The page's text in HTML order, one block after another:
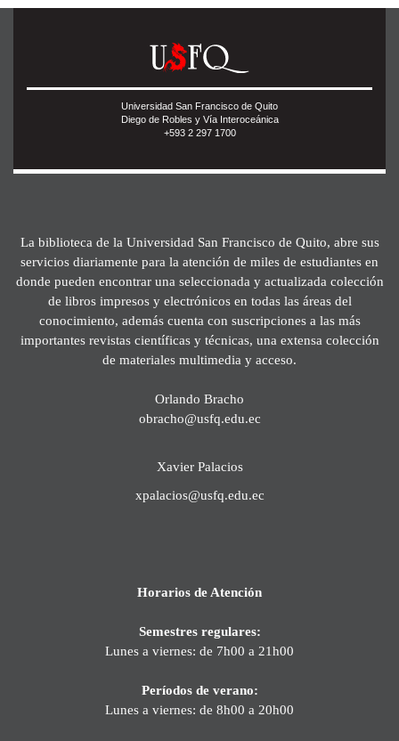
Universidad San Francisco de Quito
Diego de Robles y Vía Interoceánica
+593 2 297 1700
La biblioteca de la Universidad San Francisco de Quito, abre sus
servicios diariamente para la atención de miles de estudiantes en
donde pueden encontrar una seleccionada y actualizada colección
de libros impresos y electrónicos en todas las áreas del
conocimiento, además cuenta con suscripciones a las más
importantes revistas científicas y técnicas, una extensa colección
de materiales multimedia y acceso.
Orlando Bracho
obracho@usfq.edu.ec
Xavier Palacios
xpalacios@usfq.edu.ec
Horarios de Atención
Semestres regulares:
Lunes a viernes: de 7h00 a 21h00
Períodos de verano:
Lunes a viernes: de 8h00 a 20h00